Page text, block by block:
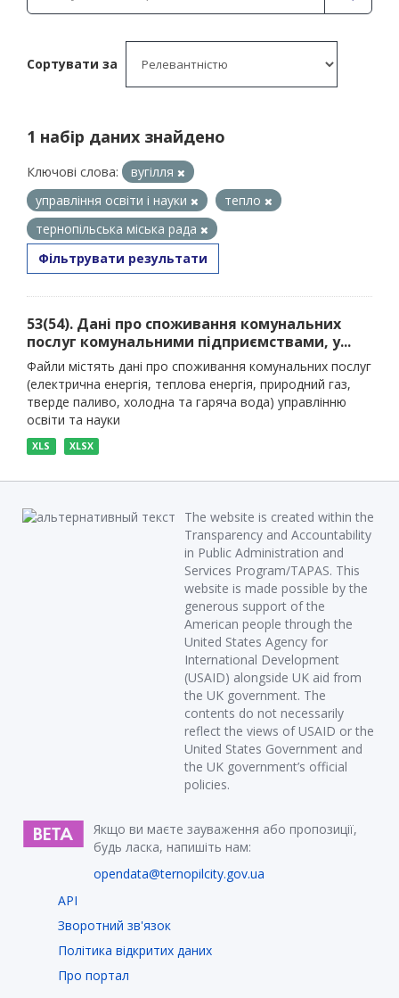
Сортувати за
1 набір даних знайдено
Ключові слова:
вугілля
управління освіти і науки
тепло
тернопільська міська рада
Фільтрувати результати
53(54). Дані про споживання комунальних
послуг комунальними підприємствами, у...
Файли містять дані про споживання комунальних послуг
(електрична енергія, теплова енергія, природний газ,
тверде паливо, холодна та гаряча вода) управлінню
освіти та науки
XLS XLSX
The website is created within the
Transparency and Accountability
in Public Administration and
Services Program/TAPAS. This
website is made possible by the
generous support of the
American people through the
United States Agency for
International Development
(USAID) alongside UK aid from
the UK government. The
contents do not necessarily
reflect the views of USAID or the
United States Government and
the UK government’s official
policies.
Якщо ви маєте зауваження або пропозиції,
будь ласка, напишіть нам:
opendata@ternopilcity.gov.ua
API
Зворотний зв'язок
Політика відкритих даних
Про портал